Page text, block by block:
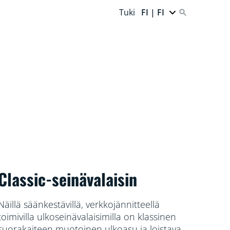
Tuki FI | FI
seinävalaisin
säänkestävillä, verkkojännitteellä
ulkoseinävalaisimilla on klassinen